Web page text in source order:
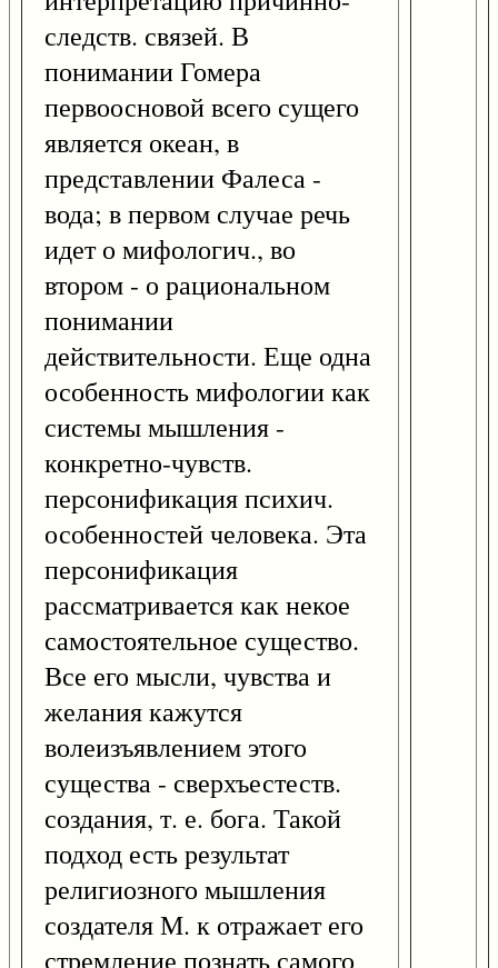
следств. связей. В
понимании Гомера
первоосновой всего сущего
является океан, в
представлении Фалеса -
вода; в первом случае речь
идет о мифологич., во
втором - о рациональном
понимании
действительности. Еще одна
особенность мифологии как
системы мышления -
конкретно-чувств.
персонификация психич.
особенностей человека. Эта
персонификация
рассматривается как некое
самостоятельное существо.
Все его мысли, чувства и
желания кажутся
волеизъявлением этого
существа - сверхъестеств.
создания, т. е. бога. Такой
подход есть результат
религиозного мышления
создателя М. к отражает его
стремление познать самого